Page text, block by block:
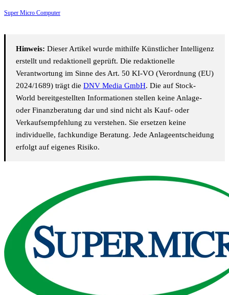
Super Micro Computer
Hinweis: Dieser Artikel wurde mithilfe Künstlicher Intelligenz
erstellt und redaktionell geprüft. Die redaktionelle
Verantwortung im Sinne des Art. 50 KI-VO (Verordnung (EU)
2024/1689) trägt die DNV Media GmbH. Die auf Stock-
World bereitgestellten Informationen stellen keine Anlage-
oder Finanzberatung dar und sind nicht als Kauf- oder
Verkaufsempfehlung zu verstehen. Sie ersetzen keine
individuelle, fachkundige Beratung. Jede Anlageentscheidung
erfolgt auf eigenes Risiko.